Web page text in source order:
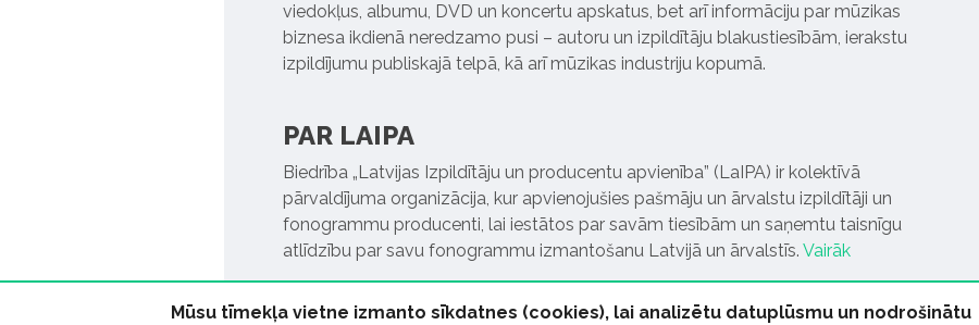
viedokļus, albumu, DVD un koncertu apskatus, bet arī informāciju par mūzikas
biznesa ikdienā neredzamo pusi – autoru un izpildītāju blakustiesībām, ierakstu
izpildījumu publiskajā telpā, kā arī mūzikas industriju kopumā.
PAR LAIPA
Biedrība „Latvijas Izpildītāju un producentu apvienība” (LaIPA) ir kolektīvā
pārvaldījuma organizācija, kur apvienojušies pašmāju un ārvalstu izpildītāji un
fonogrammu producenti, lai iestātos par savām tiesībām un saņemtu taisnīgu
atlīdzību par savu fonogrammu izmantošanu Latvijā un ārvalstīs. Vairāk
Mūsu tīmekļa vietne izmanto sīkdatnes (cookies), lai analizētu datuplūsmu un nodrošinātu